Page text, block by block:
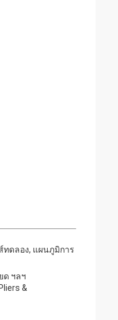
ทดลอง, แผนภูมิการ
ด ฯลฯ
&